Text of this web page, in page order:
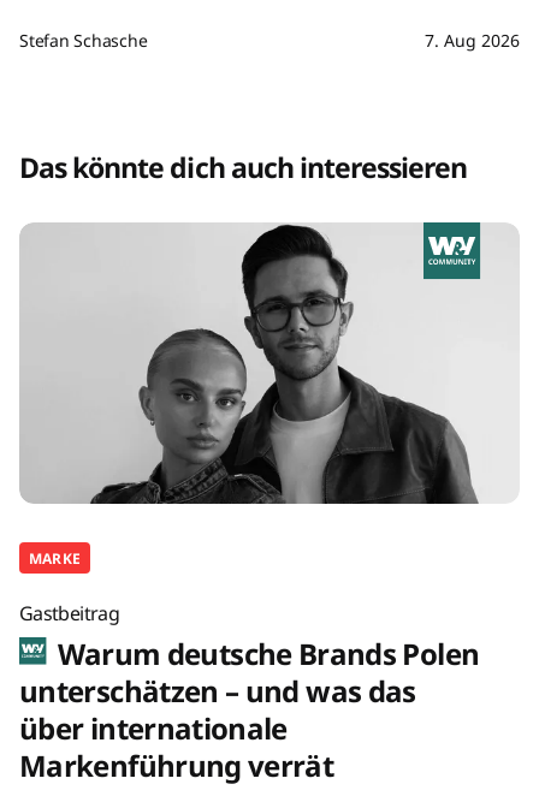
Stefan Schasche 7. Aug 2026
Das könnte dich auch interessieren
MARKE
Gastbeitrag
Warum deutsche Brands Polen
unterschätzen – und was das
über internationale
Markenführung verrät